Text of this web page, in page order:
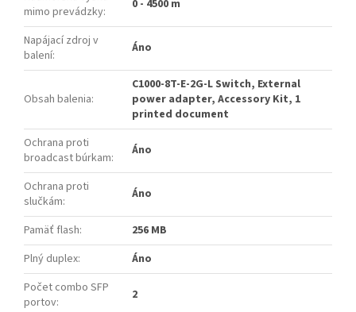
mimo prevádzky: 0 - 4500 m
Napájací zdroj v
balení: Áno
Obsah balenia:
C1000-8T-E-2G-L Switch, External
power adapter, Accessory Kit, 1
printed document
Ochrana proti
broadcast búrkam: Áno
Ochrana proti
slučkám: Áno
Pamäť flash:
256 MB
Plný duplex:
Áno
Počet combo SFP
portov: 2